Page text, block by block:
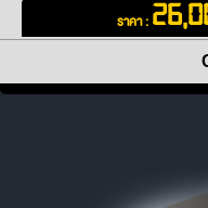
ราคา :